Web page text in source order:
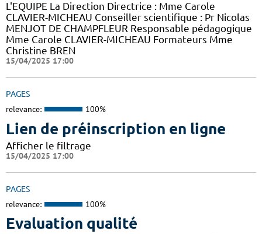
L'EQUIPE La Direction Directrice : Mme Carole
CLAVIER-MICHEAU Conseiller scientifique : Pr Nicolas
MENJOT DE CHAMPFLEUR Responsable pédagogique
Mme Carole CLAVIER-MICHEAU Formateurs Mme
Christine BREN
15/04/2025 17:00
PAGES
relevance: 100%
Lien de préinscription en ligne
Afficher le filtrage
15/04/2025 17:00
PAGES
relevance: 100%
Evaluation qualité